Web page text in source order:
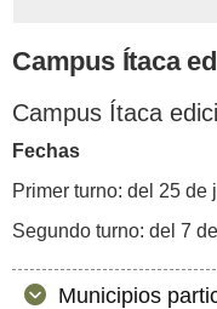
Campus Ítaca
Campus Ítaca
Fechas
Primer turno: del 25
Segundo turno: del 7
Municipios